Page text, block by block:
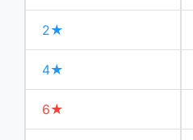
2★
4★
6★